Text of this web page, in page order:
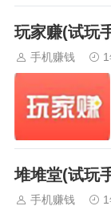
玩家赚(试玩
手机赚钱
堆堆堂(试玩
手机赚钱